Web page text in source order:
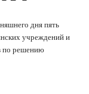
дня пять
учреждений и
по решению